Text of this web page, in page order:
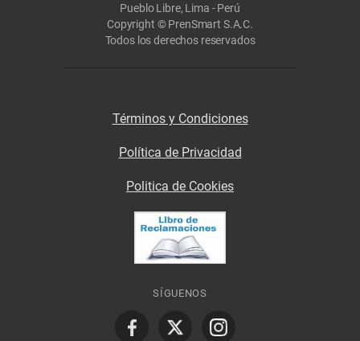
Pueblo Libre, Lima - Perú
Copyright © PrenSmart S.A.C.
Todos los derechos reservados
Términos y Condiciones
Política de Privacidad
Politica de Cookies
SÍGUENOS